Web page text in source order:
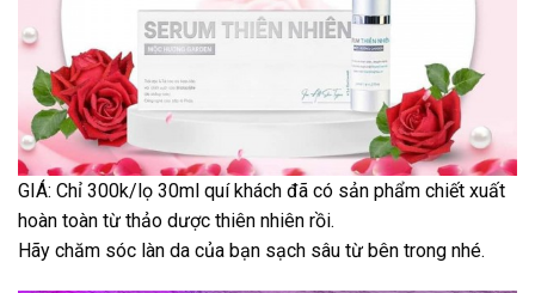
GIÁ: Chỉ 300k/lọ 30ml quí khách đã có sản phẩm chiết xuất
hoàn toàn từ thảo dược thiên nhiên rồi.
Hãy chăm sóc làn da của bạn sạch sâu từ bên trong nhé.